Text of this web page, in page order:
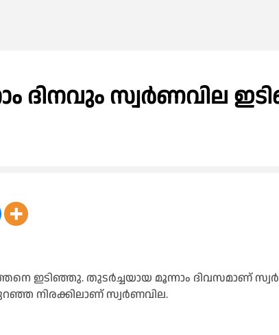
ദിനവും സ്വർണവില
ഇടിഞ്ഞു. തുടർച്ചയായ മൂന്നാം ദിവസമാണ്
നിരക്കിലാണ് സ്വർണവില.